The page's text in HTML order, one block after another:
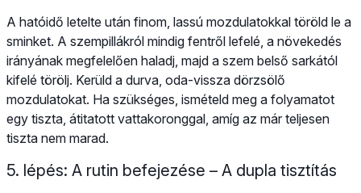
A hatóidő letelte után finom, lassú mozdulatokkal töröld le a
sminket. A szempillákról mindig fentről lefelé, a növekedés
irányának megfelelően haladj, majd a szem belső sarkától
kifelé törölj. Kerüld a durva, oda-vissza dörzsölő
mozdulatokat. Ha szükséges, ismételd meg a folyamatot
egy tiszta, átitatott vattakoronggal, amíg az már teljesen
tiszta nem marad.
5. lépés: A rutin befejezése – A dupla tisztítás